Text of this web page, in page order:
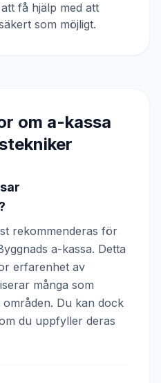
få hjälp med att
som möjligt.
om a-kassa
rekommenderas för
a-kassa. Detta
erfarenhet av
många som
Du kan dock
du uppfyller deras